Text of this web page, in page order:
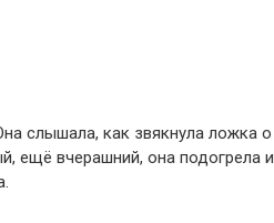
слышала, как звякнула ложка о
ещё вчерашний, она подогрела и